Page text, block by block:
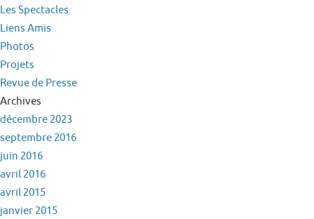
Les Spectacles
Liens Amis
Photos
Projets
Revue de Presse
Archives
décembre 2023
septembre 2016
juin 2016
avril 2016
avril 2015
janvier 2015